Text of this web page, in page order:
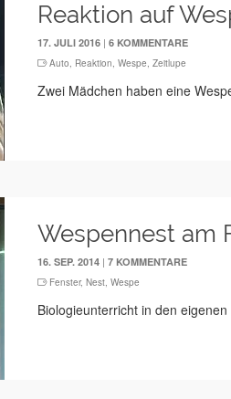
Reaktion auf
17. JULI 2016 |6 KOMMENTARE
Auto, Reaktion,Wespe,Zeitlupe
Zwei Mädchen haben eine
Wespennest am
16. SEP. 2014 |7 KOMMENTARE
Fenster,Nest,Wespe
Biologieunterricht in den